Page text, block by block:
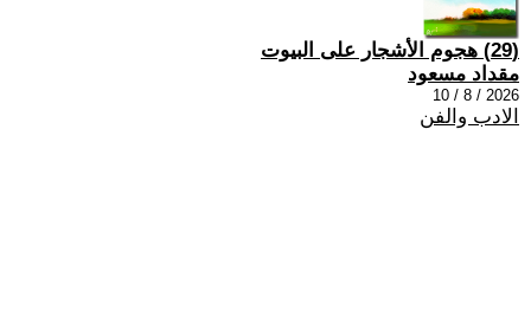
(29) هجوم الأشجار على البيوت
مقداد مسعود
2026 / 8 / 10
الادب والفن